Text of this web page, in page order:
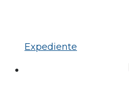
Expediente